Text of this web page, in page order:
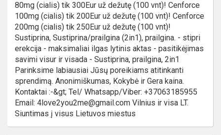
80mg (cialis) tik 300Eur už dežutę (100 vnt)! Cenforce
100mg (cialis) tik 200Eur už dežutę (100 vnt)! Cenforce
200mg (cialis) tik 250Eur už dežutę (100 vnt)!
Sustiprina, Sustiprina/prailgina (2in1), prailgina. - stipri
erekcija - maksimaliai ilgas lytinis aktas - pasitikėjimas
savimi visur ir visada - Sustiprina, prailgina, 2in1
Parinksime labiausiai Jūsų poreikiams atitinkanti
sprendimą. Anonimiškumas, Kokybė ir Gera kaina.
Kontaktai :-&gt; Tel/ Whatsapp/Viber: +37063185955
Email: 4love2you2me@gmail.com Vilnius ir visa LT.
Siuntimas į visus Lietuvos miestus